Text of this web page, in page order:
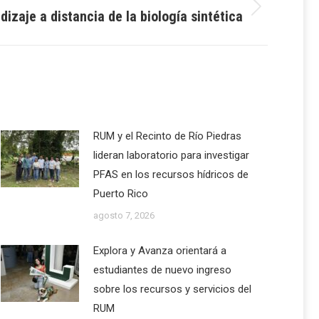
a distancia de la biología sintética
RUM y el Recinto de Río Piedras
lideran laboratorio para investigar
PFAS en los recursos hídricos de
Puerto Rico
agosto 7, 2026
Explora y Avanza orientará a
estudiantes de nuevo ingreso
sobre los recursos y servicios del
RUM